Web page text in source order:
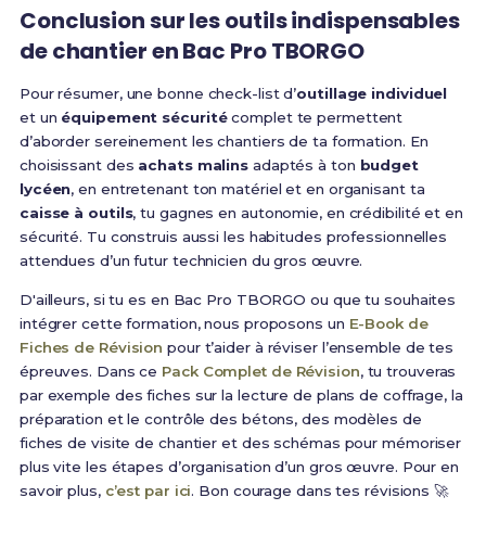
Conclusion sur les outils indispensables
de chantier en Bac Pro TBORGO
Pour résumer, une bonne check-list d’outillage individuel
et un équipement sécuritécomplet te permettent
d’aborder sereinement les chantiers de ta formation. En
choisissant des achats malins adaptés à ton budget
lycéen, en entretenant ton matériel et en organisant ta
caisse à outils, tu gagnes en autonomie, en crédibilité et en
sécurité. Tu construis aussi les habitudes professionnelles
attendues d’un futur technicien du gros œuvre.
D'ailleurs, si tu es en Bac Pro TBORGO ou que tu souhaites
intégrer cette formation, nous proposons un E-Book de
Fiches de Révision pour t’aider à réviser l’ensemble de tes
épreuves. Dans ce Pack Complet de Révision, tu trouveras
par exemple des fiches sur la lecture de plans de coffrage, la
préparation et le contrôle des bétons, des modèles de
fiches de visite de chantier et des schémas pour mémoriser
plus vite les étapes d’organisation d’un gros œuvre. Pour en
savoir plus, c’est par ici. Bon courage dans tes révisions 🚀